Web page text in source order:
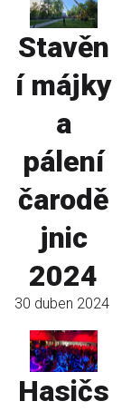
Stavěn
í májky
a
pálení
čarodě
jnic
2024
30 duben 2024
Hasičs